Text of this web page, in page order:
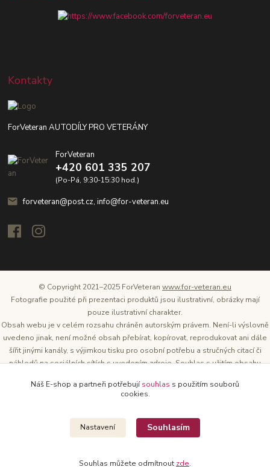
Kontakty
ForVeteran AUTODÍLY PRO VETERÁNY
ForVeteran
+420 601 335 207
(Po-Pá, 9:30-15:30 hod.)
forveteran@post.cz, info@for-veteran.eu
© Copyright 2021–2025 ForVeteran www.for-veteran.eu
Fotografie použité při prezentaci produktů jsou ilustrativní, obrázky mají
pouze ilustrativní charakter.
Obsah webu je v celém rozsahu chráněn autorským právem. Není-li výslovně
uvedeno jinak, není možné obsah přebírat, kopírovat, reprodukovat ani dále
šířit jinými kanály, s výjimkou tisku pro osobní potřebu a stručných citací či
náhledů na sociálních sítích s uvedením zdroje. Souhlas s užitím obsahu
těchto webových stránek je Tomáš Oršel.
Náš E-shop a partneři potřebujísouhlas s použitím souborů
cookies.
Nastavení Souhlasím
Souhlas můžete odmítnout zde.